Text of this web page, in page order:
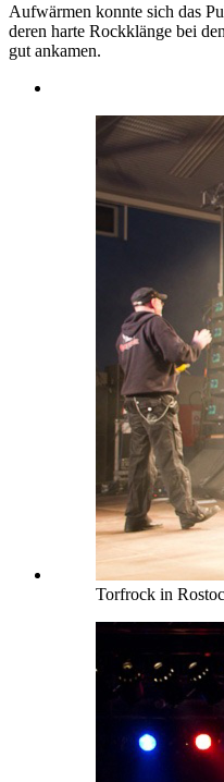
Aufwärmen konnte sich das
deren harte Rockklänge bei
gut ankamen.
Torfrock in